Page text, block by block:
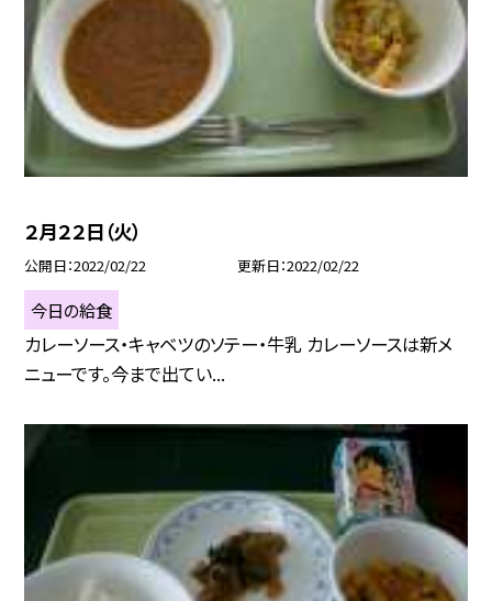
２月２２日（火）
公開日 2022/02/22 更新日 2022/02/22
今日の給食
カレーソース・キャベツのソテー・牛乳 カレーソースは新メ
ニューです。今まで出てい...